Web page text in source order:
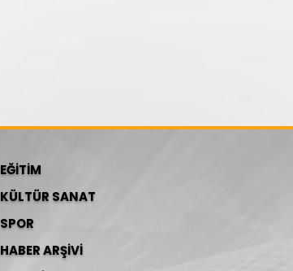
EĞİTİM
KÜLTÜR SANAT
SPOR
HABER ARŞİVİ